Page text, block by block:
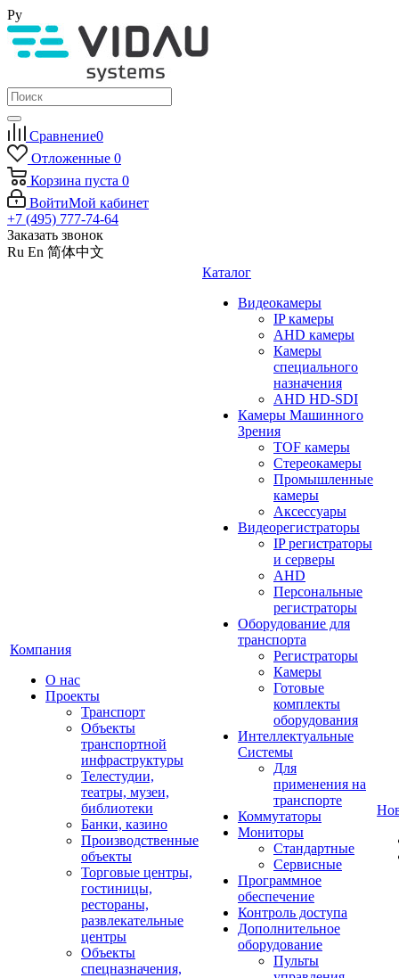
Ру
Сравнение0
Отложенные 0
Корзина пуста 0
ВойтиМой кабинет
+7 (495) 777-74-64
Заказать звонок
Ru En 简体中文
Компания
О нас
Проекты
Транспорт
Объекты
транспортной
инфраструктуры
Телестудии,
театры, музеи,
библиотеки
Банки, казино
Производственные
объекты
Торговые центры,
гостиницы,
рестораны,
развлекательные
центры
Объекты
спецназначения,
Каталог
Видеокамеры
IP камеры
AHD камеры
Камеры
специального
назначения
AHD HD-SDI
Камеры Машинного
Зрения
TOF камеры
Стереокамеры
Промышленные
камеры
Аксессуары
Видеорегистраторы
IP регистраторы
и серверы
AHD
Персональные
регистраторы
Оборудование для
транспорта
Регистраторы
Камеры
Готовые
комплекты
оборудования
Интеллектуальные
Системы
Для
применения на
транспорте
Коммутаторы
Мониторы
Стандартные
Сервисные
Программное
обеспечение
Контроль доступа
Дополнительное
оборудование
Пульты